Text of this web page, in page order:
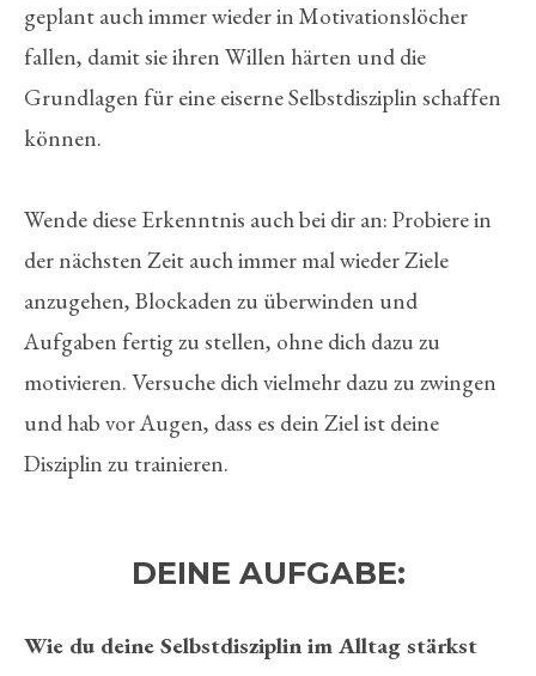
geplant auch immer wieder in Motivationslöcher
fallen, damit sie ihren Willen härten und die
Grundlagen für eine eiserne Selbstdisziplin schaffen
können.
Wende diese Erkenntnis auch bei dir an: Probiere in
der nächsten Zeit auch immer mal wieder Ziele
anzugehen, Blockaden zu überwinden und
Aufgaben fertig zu stellen, ohne dich dazu zu
motivieren. Versuche dich vielmehr dazu zu zwingen
und hab vor Augen, dass es dein Ziel ist deine
Disziplin zu trainieren.
DEINE AUFGABE:
Wie du deine Selbstdisziplin im Alltag stärkst